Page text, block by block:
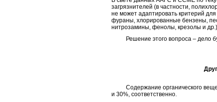
загрязнителей (в частности,
не может адаптировать критерий
фураны, хлорированные бензены,
нитрозамины, фенолы, крезолы и
Решение этого вопроса – дело
Содержание органического
и 30%, соответственно.